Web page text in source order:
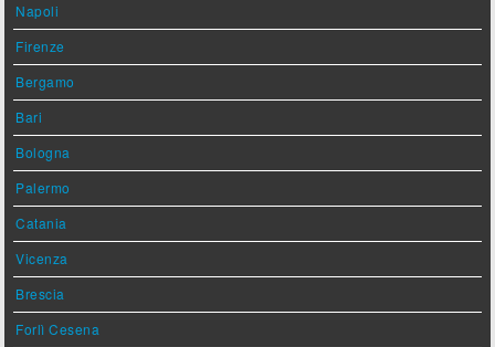
Napoli
Firenze
Bergamo
Bari
Bologna
Palermo
Catania
Vicenza
Brescia
Forlì Cesena